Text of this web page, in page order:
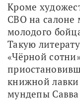
Кроме
СВО на салоне
молодого
Такую
«Чёрной
книжной лавки
мундепы